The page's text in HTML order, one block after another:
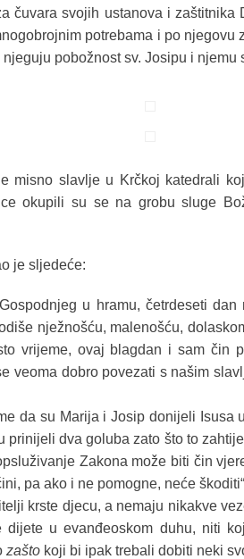
čuvara svojih ustanova i zaštitnika
potrebama i po njegovu
pobožnost sv. Josipu i njemu
misno slavlje u Krčkoj katedrali
okupili su se na grobu sluge
je sljedeće:
u hramu, četrdeseti
nježnošću, malenošću,
vrijeme, ovaj blagdan i sam čin
veoma dobro povezati s našim
da su Marija i Josip donijeli Isusa
prinijeli dva goluba zato što to
Zakona može biti čin
pa ako i ne pomogne, neće
krste djecu, a nemaju nikakve
dijete u evanđeoskom duhu, niti
zašto koji bi ipak trebali dobiti neki